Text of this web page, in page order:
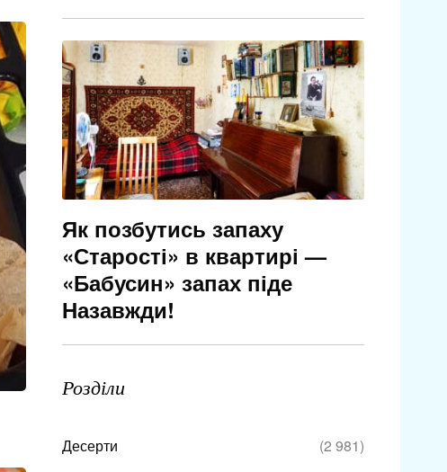
Як позбутись запаху
«Старості» в квартирі —
«Бабусин» запах піде
Назавжди!
Розділи
Десерти
(2 981)